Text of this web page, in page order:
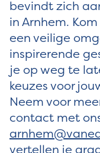
bevindt zich
in Arnhem.
een veilige
inspirerende
je op weg te
keuzes voor
Neem voor
contact met
vertellen je